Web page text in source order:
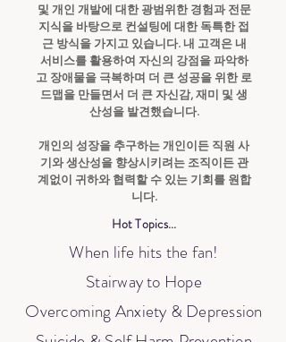
및 개인 개발에 대한 광범위한 경험과 전문
지식을 바탕으로 컨설팅에 대한 독특한 접
근 방식을 가지고 있습니다. 내 고객은 내
서비스를 활용하여 자신의 강점을 파악하
고 장애물을 극복하며 더 큰 성공을 위한 로
드맵을 만들면서 더 큰 자신감, 재미 및 생
산성을 발견했습니다.
개인의 성장을 추구하는 개인이든 직원 사
기와 생산성을 향상시키려는 조직이든 관
계없이 귀하와 협력할 수 있는 기회를 원합
니다.
Hot Topics...
When life hits the fan!
Stairway to Hope
Overcoming Anxiety & Depression